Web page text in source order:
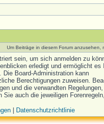
Um Beiträge in diesem Forum
sein, um sich anmelden zu
erledigt und ermöglicht es
Die Board-Administration kann
Berechtigungen zuweisen.
und die verwandten
auch die jeweiligen
| Datenschutzrichtlinie